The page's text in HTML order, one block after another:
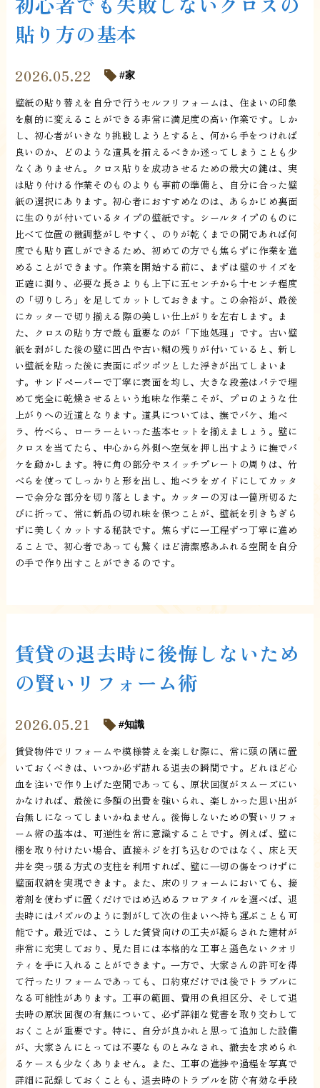
貼り方の基本
2026.05.22 家
壁紙の貼り替えを自分で行うセルフリフォームは、住まいの印象
を劇的に変えることができる非常に満足度の高い作業です。しか
し、初心者がいきなり挑戦しようとすると、何から手をつければ
良いのか、どのような道具を揃えるべきか迷ってしまうことも少
なくありません。クロス貼りを成功させるための最大の鍵は、実
は貼り付ける作業そのものよりも事前の準備と、自分に合った壁
紙の選択にあります。初心者におすすめなのは、あらかじめ裏面
に生のりが付いているタイプの壁紙です。シールタイプのものに
比べて位置の微調整がしやすく、のりが乾くまでの間であれば何
度でも貼り直しができるため、初めての方でも焦らずに作業を進
めることができます。作業を開始する前に、まずは壁のサイズを
正確に測り、必要な長さよりも上下に五センチから十センチ程度
の「切りしろ」を足してカットしておきます。この余裕が、最後
にカッターで切り揃える際の美しい仕上がりを左右します。ま
た、クロスの貼り方で最も重要なのが「下地処理」です。古い壁
紙を剥がした後の壁に凹凸や古い糊の残りが付いていると、新し
い壁紙を貼った後に表面にポツポツとした浮きが出てしまいま
す。サンドペーパーで丁寧に表面を均し、大きな段差はパテで埋
めて完全に乾燥させるという地味な作業こそが、プロのような仕
上がりへの近道となります。道具については、撫でバケ、地ベ
ラ、竹べら、ローラーといった基本セットを揃えましょう。壁に
クロスを当てたら、中心から外側へ空気を押し出すように撫でバ
ケを動かします。特に角の部分やスイッチプレートの周りは、竹
べらを使ってしっかりと形を出し、地ベラをガイドにしてカッタ
ーで余分な部分を切り落とします。カッターの刃は一箇所切るた
びに折って、常に新品の切れ味を保つことが、壁紙を引きちぎら
ずに美しくカットする秘訣です。焦らずに一工程ずつ丁寧に進め
ることで、初心者であっても驚くほど清潔感あふれる空間を自分
の手で作り出すことができるのです。
賃貸の退去時に後悔しないため
の賢いリフォーム術
2026.05.21 知識
賃貸物件でリフォームや模様替えを楽しむ際に、常に頭の隅に置
いておくべきは、いつか必ず訪れる退去の瞬間です。どれほど心
血を注いで作り上げた空間であっても、原状回復がスムーズにい
かなければ、最後に多額の出費を強いられ、楽しかった思い出が
台無しになってしまいかねません。後悔しないための賢いリフォ
ーム術の基本は、可逆性を常に意識することです。例えば、壁に
棚を取り付けたい場合、直接ネジを打ち込むのではなく、床と天
井を突っ張る方式の支柱を利用すれば、壁に一切の傷をつけずに
壁面収納を実現できます。また、床のリフォームにおいても、接
着剤を使わずに置くだけではめ込めるフロアタイルを選べば、退
去時にはパズルのように剥がして次の住まいへ持ち運ぶことも可
能です。最近では、こうした賃貸向けの工夫が凝らされた建材が
非常に充実しており、見た目には本格的な工事と遜色ないクオリ
ティを手に入れることができます。一方で、大家さんの許可を得
て行ったリフォームであっても、口約束だけでは後でトラブルに
なる可能性があります。工事の範囲、費用の負担区分、そして退
去時の原状回復の有無について、必ず詳細な覚書を取り交わして
おくことが重要です。特に、自分が良かれと思って追加した設備
が、大家さんにとっては不要なものとみなされ、撤去を求められ
るケースも少なくありません。また、工事の進捗や過程を写真で
詳細に記録しておくことも、退去時のトラブルを防ぐ有効な手段